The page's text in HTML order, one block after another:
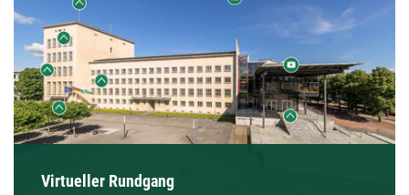
Virtueller Rundgang